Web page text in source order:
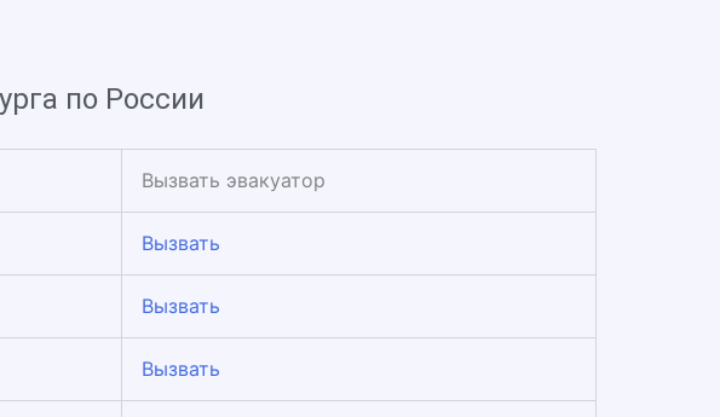
по России
Вызвать эвакуатор
Вызвать
Вызвать
Вызвать